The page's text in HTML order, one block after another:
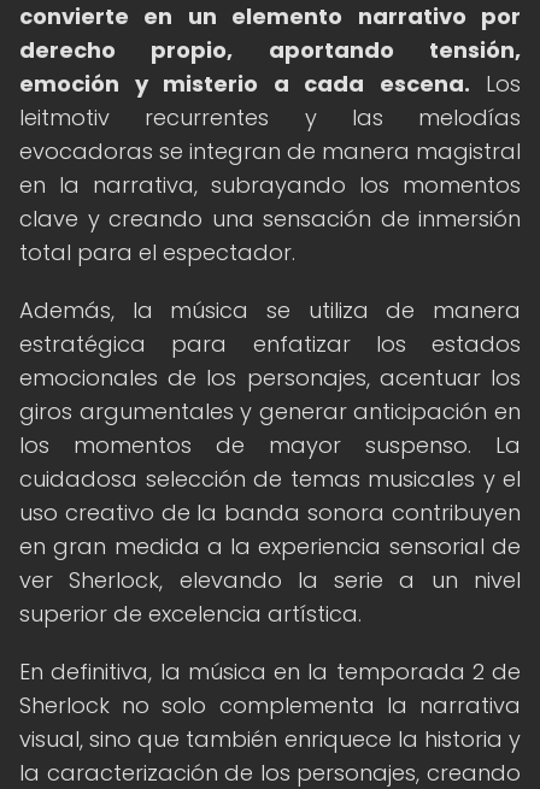
convierte en un elemento narrativo por
derecho propio, aportando tensión,
emoción y misterio a cada escena. Los
leitmotiv recurrentes y las melodías
evocadoras se integran de manera magistral
en la narrativa, subrayando los momentos
clave y creando una sensación de inmersión
total para el espectador.
Además, la música se utiliza de manera
estratégica para enfatizar los estados
emocionales de los personajes, acentuar los
giros argumentales y generar anticipación en
los momentos de mayor suspenso. La
cuidadosa selección de temas musicales y el
uso creativo de la banda sonora contribuyen
en gran medida a la experiencia sensorial de
ver Sherlock, elevando la serie a un nivel
superior de excelencia artística.
En definitiva, la música en la temporada 2 de
Sherlock no solo complementa la narrativa
visual, sino que también enriquece la historia y
la caracterización de los personajes, creando